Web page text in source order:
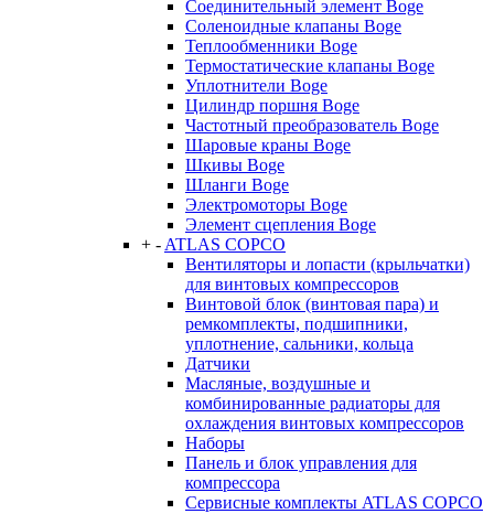
Соединительный элемент Boge
Соленоидные клапаны Boge
Теплообменники Boge
Термостатические клапаны Boge
Уплотнители Boge
Цилиндр поршня Boge
Частотный преобразователь Boge
Шаровые краны Boge
Шкивы Boge
Шланги Boge
Электромоторы Boge
Элемент сцепления Boge
+ - ATLAS COPCO
Вентиляторы и лопасти (крыльчатки)
для винтовых компрессоров
Винтовой блок (винтовая пара) и
ремкомплекты, подшипники,
уплотнение, сальники, кольца
Датчики
Масляные, воздушные и
комбинированные радиаторы для
охлаждения винтовых компрессоров
Наборы
Панель и блок управления для
компрессора
Сервисные комплекты ATLAS COPCO